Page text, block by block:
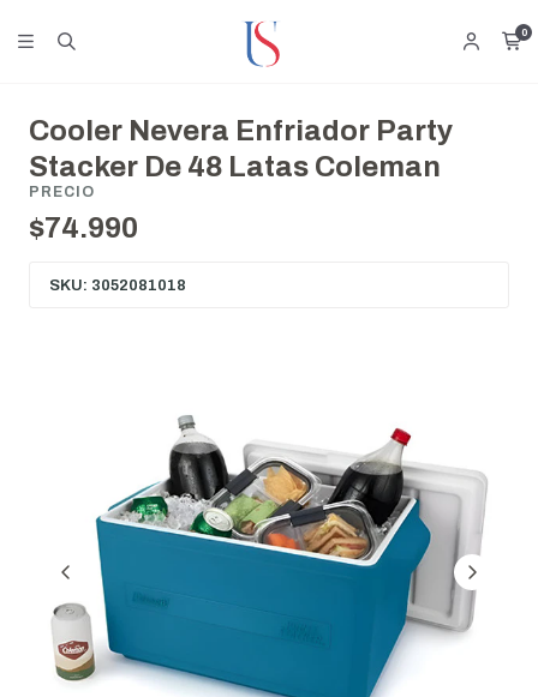
0
Cooler Nevera Enfriador Party
Stacker De 48 Latas Coleman
PRECIO
$74.990
SKU: 3052081018